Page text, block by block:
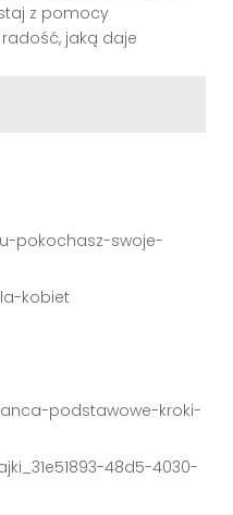
z pomocy
jaką daje
pokochasz-swoje-
kobiet
podstawowe-kroki-
48d5-4030-